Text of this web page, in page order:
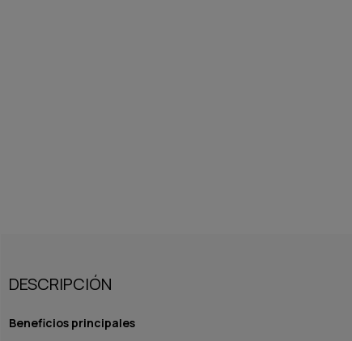
DESCRIPCIÓN
Beneficios principales